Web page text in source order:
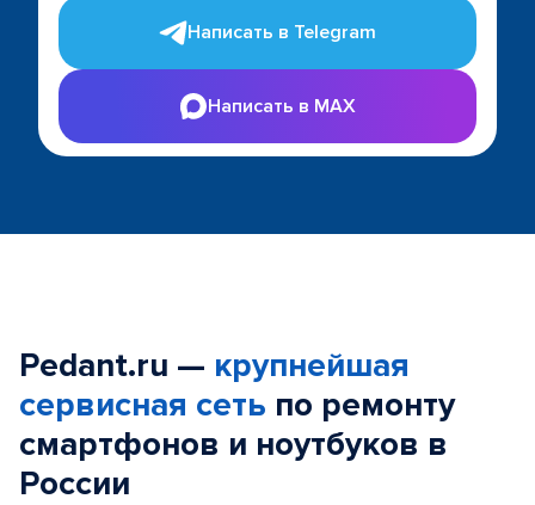
Написать в Telegram
Написать в MAX
Pedant.ru — крупнейшая
сервисная сеть по ремонту
смартфонов и ноутбуков в
России